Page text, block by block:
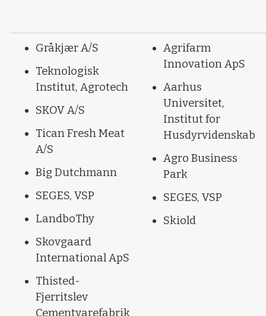
Gråkjær A/S
Teknologisk
Institut, Agrotech
SKOV A/S
Tican Fresh Meat
A/S
Big Dutchmann
SEGES, VSP
LandboThy
Skovgaard
International ApS
Thisted-
Fjerritslev
Cementvarefabrik
Agrifarm
Innovation ApS
Aarhus
Universitet,
Institut for
Husdyrvidenskab
Agro Business
Park
SEGES, VSP
Skiold